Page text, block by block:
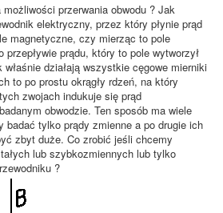
przerwania obwodu ? Jak
elektryczny, przez który płynie prąd
magnetyczne, czy mierząc to pole
prądu, który to pole wytworzył
działają wszystkie cęgowe mierniki
to po prostu okrągły rdzeń, na który
zwojach indukuje się prąd
obwodzie. Ten sposób ma wiele
badać tylko prądy zmienne a po drugie ich
zbyt duże. Co zrobić jeśli chcemy
lub szybkozmiennych lub tylko
?